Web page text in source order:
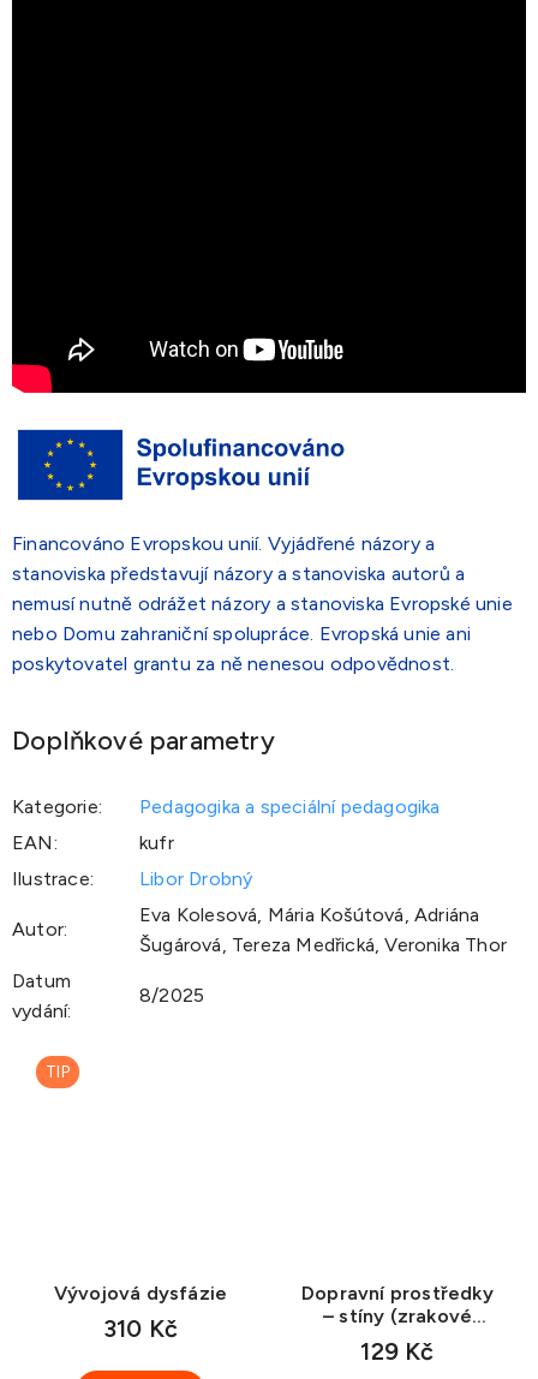
Financováno Evropskou unií. Vyjádřené názory a
stanoviska představují názory a stanoviska autorů a
nemusí nutně odrážet názory a stanoviska Evropské unie
nebo Domu zahraniční spolupráce. Evropská unie ani
poskytovatel grantu za ně nenesou odpovědnost.
Doplňkové parametry
Kategorie:
Pedagogika a speciální pedagogika
EAN:
kufr
Ilustrace: Libor Drobný
Autor:
Eva Kolesová, Mária Košútová, Adriána
Šugárová, Tereza Medřická, Veronika Thor
Datum
vydání:
8/2025
TIP
Vývojová dysfázie
310 Kč
Dopravní prostředky
– stíny (zrakové
rozlišování)
129 Kč